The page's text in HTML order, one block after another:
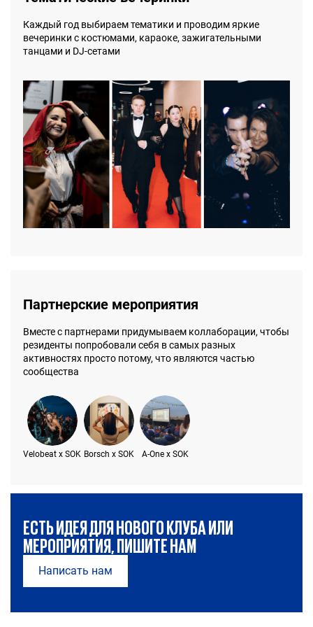
Каждый год выбираем тематики и проводим яркие
вечеринки с костюмами, караоке, зажигательными
танцами и DJ-сетами
Партнерские мероприятия
Вместе с партнерами придумываем коллаборации, чтобы
резиденты попробовали себя в самых разных
активностях просто потому, что являются частью
сообщества
Velobeat x SOK Borsch x SOK A-One x SOK
ЕСТЬ ИДЕЯ ДЛЯ НОВОГО КЛУБА ИЛИ
МЕРОПРИЯТИЯ, ПИШИТЕ НАМ
Написать нам